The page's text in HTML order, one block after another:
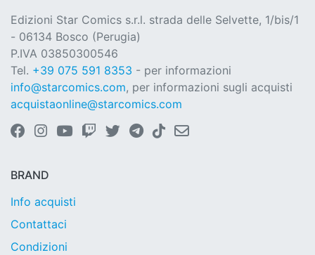
Edizioni Star Comics s.r.l. strada delle Selvette, 1/bis/1
- 06134 Bosco (Perugia)
P.IVA 03850300546
Tel. +39 075 591 8353 - per informazioni
info@starcomics.com, per informazioni sugli acquisti
acquistaonline@starcomics.com
BRAND
Info acquisti
Contattaci
Condizioni